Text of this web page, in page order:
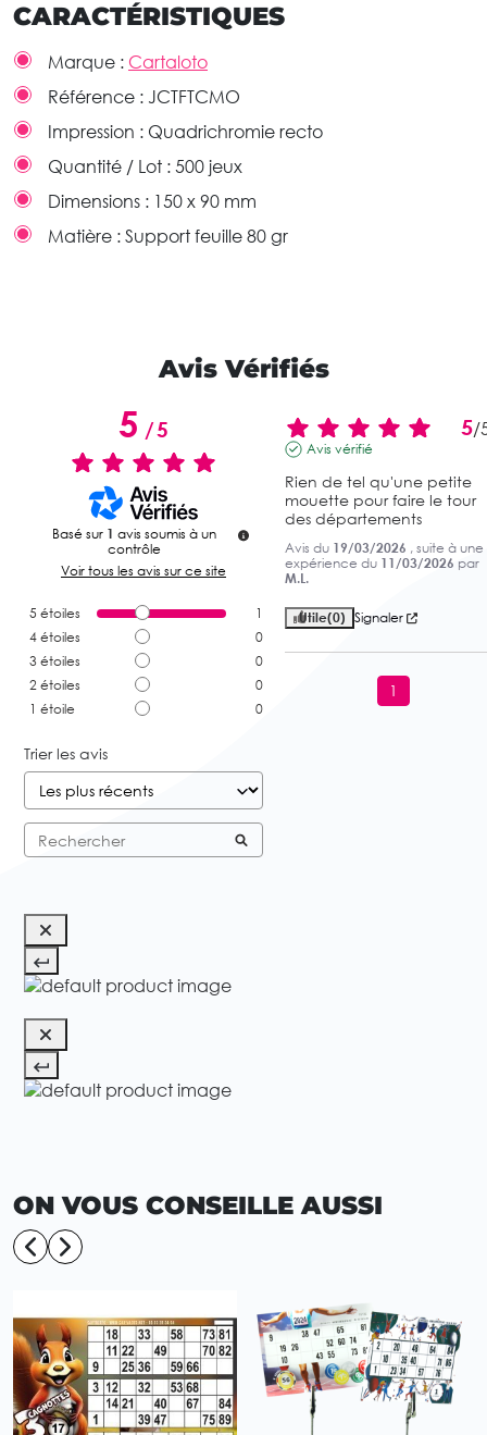
CARACTÉRISTIQUES
Marque : Cartaloto
Référence : JCTFTCMO
Impression : Quadrichromie recto
Quantité / Lot : 500 jeux
Dimensions : 150 x 90 mm
Matière : Support feuille 80 gr
Avis Vérifiés
5/5
Basé sur 1 avis soumis à un
contrôle
Voir tous les avis sur ce site
5 étoiles
1
4 étoiles
0
3 étoiles
0
2 étoiles
0
1 étoile 0
Trier les avis
5/
Avis vérifié
Rien de tel qu'une petite
mouette pour faire le tour
des départements
Avis du 19/03/2026 , suite à une
expérience du 11/03/2026 par
M.L.
Utile(0) Signaler
1
ON VOUS CONSEILLE AUSSI